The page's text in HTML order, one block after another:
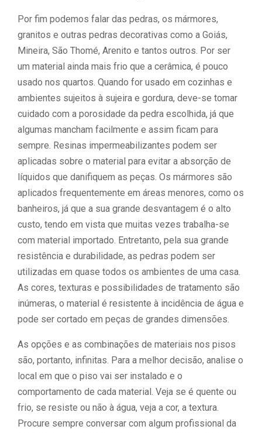
Por fim podemos falar das pedras, os mármores,
granitos e outras pedras decorativas como a Goiás,
Mineira, São Thomé, Arenito e tantos outros. Por ser
um material ainda mais frio que a cerâmica, é pouco
usado nos quartos. Quando for usado em cozinhas e
ambientes sujeitos à sujeira e gordura, deve-se tomar
cuidado com a porosidade da pedra escolhida, já que
algumas mancham facilmente e assim ficam para
sempre. Resinas impermeabilizantes podem ser
aplicadas sobre o material para evitar a absorção de
líquidos que danifiquem as peças. Os mármores são
aplicados frequentemente em áreas menores, como os
banheiros, já que a sua grande desvantagem é o alto
custo, tendo em vista que muitas vezes trabalha-se
com material importado. Entretanto, pela sua grande
resistência e durabilidade, as pedras podem ser
utilizadas em quase todos os ambientes de uma casa.
As cores, texturas e possibilidades de tratamento são
inúmeras, o material é resistente à incidência de água e
pode ser cortado em peças de grandes dimensões.
As opções e as combinações de materiais nos pisos
são, portanto, infinitas. Para a melhor decisão, analise o
local em que o piso vai ser instalado e o
comportamento de cada material. Veja se é quente ou
frio, se resiste ou não à água, veja a cor, a textura.
Procure sempre conversar com algum profissional da